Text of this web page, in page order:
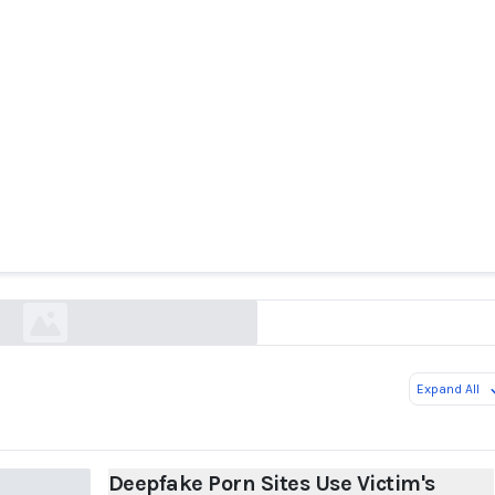
Porn Sites Use Victim's Image Without
Expand All
Deepfake Porn Sites Use Victim's